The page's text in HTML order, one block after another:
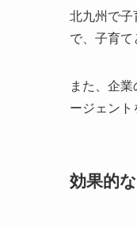
北九州で子
で、子育て
また、企
ージェント
効果的